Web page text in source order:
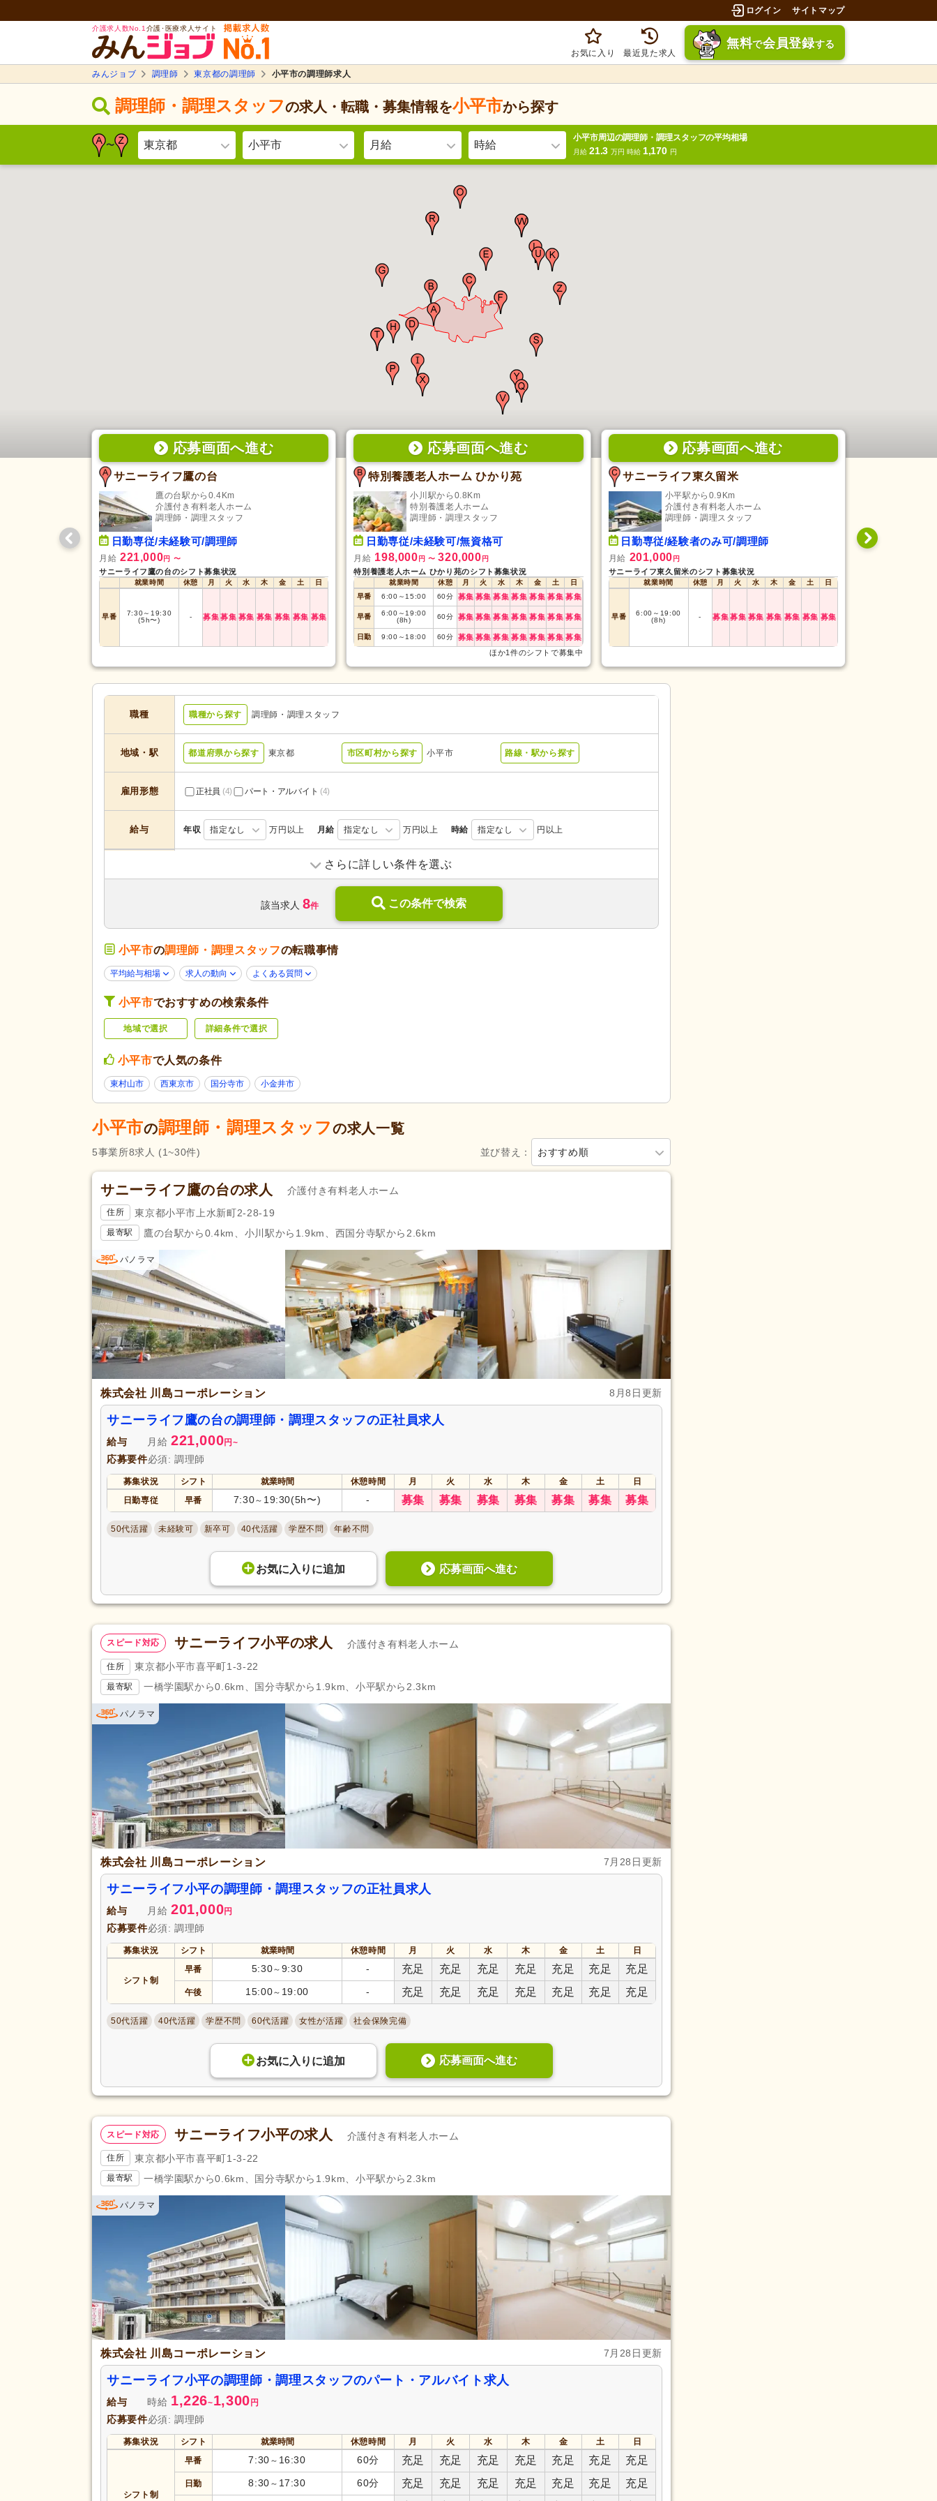
ログイン サイトマップ
介護求人数No.1 介護･医療求人サイト
お気に入り 最近見た求人
無料で会員登録する
みんジョブ 調理師 東京都の調理師 小平市の調理師求人
調理師・調理スタッフの求人・転職・募集情報を小平市から探す
〜 東京都 小平市 月給 時給
小平市周辺の調理師・調理スタッフの平均相場
月給 21.3万円 時給 1,170 円
応募画面へ進む
サニーライフ鷹の台
鷹の台駅から0.4Km
介護付き有料老人ホーム
調理師・調理スタッフ
日勤専従/未経験可/調理師
月給 221,000円 〜
サニーライフ鷹の台のシフト募集状況
就業時間 休憩 月 火 水 木 金 土 日
早番 7:30～ 19:30
(5h〜)
- 募集募集 募集 募集 募集 募集 募集
応募画面へ進む
特別養護老人ホーム ひかり苑
小川駅から0.8Km
特別養護老人ホーム
調理師・調理スタッフ
日勤専従/未経験可/無資格可
月給 198,000 円 〜 320,000 円
特別養護老人ホーム ひかり苑のシフト募集状況
就業時間 休憩 月 火 水 木 金 土
日
早番
6:00 ～ 15:00 60分 募集 募集 募集 募集 募集 募集 募集
早番 6:00 ～ 19:00
(8h)
60分 募集 募集 募集 募集 募集 募集 募集
日勤 9:00 ～ 18:00 60分 募集 募集 募集 募集 募集 募集 募集
ほか1件のシフトで募集中
応募画面へ進む
サニーライフ東久留米
小平駅から0.9Km
介護付き有料老人ホーム
調理師・調理スタッフ
日勤専従/経験者のみ可/調理師
月給 201,000 円
サニーライフ東久留米のシフト募集状況
就業時間 休憩 月 火 水 木 金 土 日
早番 6:00 ～ 19:00
(8h)
- 募集募集 募集 募集 募集 募集 募集
日勤専従/未
職種 職種から探す 調理師・調理スタッフ
地域・駅 都道府県から探す 東京都 市区町村から探す 小平市 路線・駅から探す
雇用形態 正社員 (4) パート・アルバイト (4)
給与 年収 指定なし 万円以上 月給 指定なし 万円以上 時給 指定なし 円以上
類
介護付き有料老人ホーム(3)
応募条件・こ
だわり
無資格可 (3)
学歴不問(8) 年齢不問(6) 新卒可(4)
子育てママパパ活躍(6)
60代活躍(2)
スピード対応
残業ほぼなし(8)
週3日から可
応募資格 調理師(4)
休日・休暇
完全週休2日(2) 年間休日120日以上
看護休暇(4)
福利厚生
研修制度あり(6)
昇給あり (7) 退職金あり
通勤手当(8)
扶養手当 再雇用制度あり (3)
アクセス 自動車通勤可(4) 自転車通勤可(6)
さらに詳しい条件を選ぶ
該当求人 8件 この条件で検索
小平市の調理師・調理スタッフの転職事情
平均給与相場 求人の動向 よくある質問
小平市でおすすめの検索条件
地域で選択 詳細条件で選択
小平市で人気の条件
東村山市 西東京市 国分寺市 小金井市
小平市の調理師・調理スタッフの求人一覧
並び替え： おすすめ順
5事業所8求人 (1~30件)
サニーライフ鷹の台の求人 介護付き有料老人ホーム
住所 東京都小平市上水新町2-28-19
最寄駅 鷹の台駅から0.4km、小川駅から1.9km、西国分寺駅から2.6km
パノラマ
株式会社 川島コーポレーション 8月8日更新
サニーライフ鷹の台の調理師・調理スタッフの正社員求人
給与 月給 221,000円~
応募要件必須: 調理師
募集状況 シフト 就業時間 休憩時間 月 火 水 木 金 土
日
日勤専従
早番 7:30～ 19:30(5h〜) - 募集 募集 募集 募集 募集 募集 募集
50代活躍 未経験可 新卒可 40代活躍 学歴不問 年齢不問
お気に入り に追加 応募画面へ進む
スピード対応 サニーライフ小平の求人 介護付き有料老人ホーム
住所 東京都小平市喜平町1-3-22
最寄駅 一橋学園駅から0.6km、国分寺駅から1.9km、小平駅から2.3km
パノラマ
株式会社 川島コーポレーション 7月28日更新
サニーライフ小平の調理師・調理スタッフの正社員求人
給与 月給 201,000円
応募要件必須: 調理師
募集状況 シフト 就業時間 休憩時間 月 火 水 木 金 土 日
シフト制
早番 5:30～ 9:30 - 充足 充足 充足 充足 充足 充足 充足
午後 15:00～ 19:00 - 充足 充足 充足 充足 充足 充足 充足
50代活躍 40代活躍 学歴不問 60代活躍 女性が活躍 社会保険完備
お気に入り に追加 応募画面へ進む
スピード対応 サニーライフ小平の求人 介護付き有料老人ホーム
住所 東京都小平市喜平町1-3-22
最寄駅 一橋学園駅から0.6km、国分寺駅から1.9km、小平駅から2.3km
パノラマ
株式会社 川島コーポレーション 7月28日更新
サニーライフ小平の調理師・調理スタッフのパート・アルバイト求人
給与 時給 1,226~1,300 円
応募要件必須: 調理師
募集状況 シフト 就業時間 休憩時間 月 火 水 木 金 土 日
シフト制
早番 7:30 ～ 16:30 60分 充足 充足 充足 充足 充足 充足 充足
日勤 8:30 ～ 17:30 60分 充足 充足 充足 充足 充足 充足 充足